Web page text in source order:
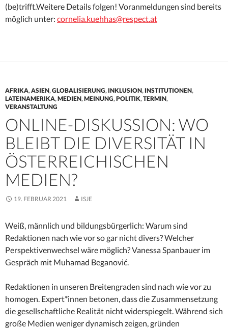
(be)trifft.Weitere Details folgen! Voranmeldungen sind bereits
möglich unter: cornelia.kuehhas@respect.at
AFRIKA,ASIEN,GLOBALISIERUNG, INKLUSION, INSTITUTIONEN,
LATEINAMERIKA,MEDIEN,MEINUNG,POLITIK,TERMIN,
VERANSTALTUNG
ONLINE-DISKUSSION: WO
BLEIBT DIE DIVERSITÄT IN
ÖSTERREICHISCHEN
MEDIEN?
19. FEBRUAR 2021 ISJE
Weiß, männlich und bildungsbürgerlich: Warum sind
Redaktionen nach wie vor so gar nicht divers? Welcher
Perspektivenwechsel wäre möglich? Vanessa Spanbauer im
Gespräch mit Muhamad Beganović.
Redaktionen in unseren Breitengraden sind nach wie vor zu
homogen. Expert*innen betonen, dass die Zusammensetzung
die gesellschaftliche Realität nicht widerspiegelt. Während sich
große Medien weniger dynamisch zeigen, gründen